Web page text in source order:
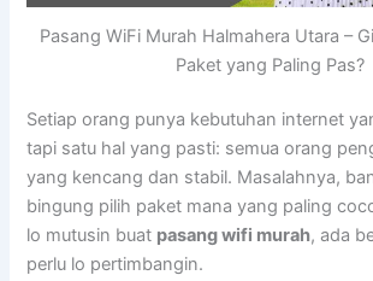
Pasang WiFi Murah Halmahera Utara –
Paket yang Paling Pas?
Setiap orang punya kebutuhan internet
tapi satu hal yang pasti: semua orang
yang kencang dan stabil. Masalahnya,
bingung pilih paket mana yang paling
lo mutusin buat pasang wifi murah, ada
perlu lo pertimbangin.